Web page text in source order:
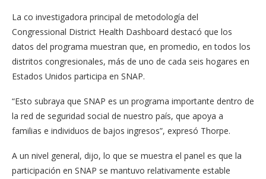
La co investigadora principal de metodología del
Congressional District Health Dashboard destacó que los
datos del programa muestran que, en promedio, en todos los
distritos congresionales, más de uno de cada seis hogares en
Estados Unidos participa en SNAP.
“Esto subraya que SNAP es un programa importante dentro de
la red de seguridad social de nuestro país, que apoya a
familias e individuos de bajos ingresos”, expresó Thorpe.
A un nivel general, dijo, lo que se muestra el panel es que la
participación en SNAP se mantuvo relativamente estable